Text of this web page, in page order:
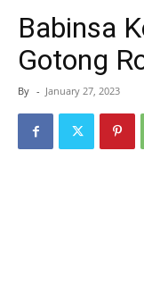
Babinsa
Gotong
By - January 27, 2023